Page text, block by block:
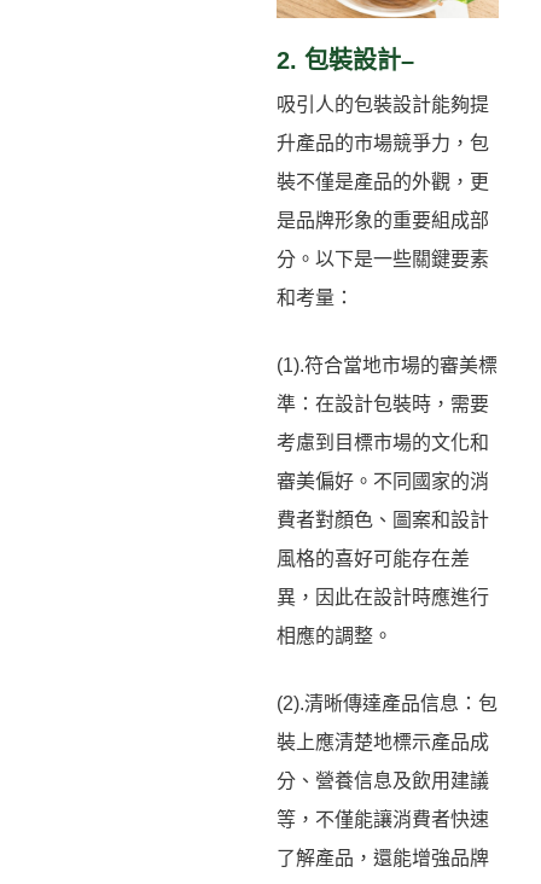
2. 包裝設計–
吸引人的包裝設計能夠提
升產品的市場競爭力，包
裝不僅是產品的外觀，更
是品牌形象的重要組成部
分。以下是一些關鍵要素
和考量：
(1).符合當地市場的審美標
準：在設計包裝時，需要
考慮到目標市場的文化和
審美偏好。不同國家的消
費者對顏色、圖案和設計
風格的喜好可能存在差
異，因此在設計時應進行
相應的調整。
(2).清晰傳達產品信息：包
裝上應清楚地標示產品成
分、營養信息及飲用建議
等，不僅能讓消費者快速
了解產品，還能增強品牌